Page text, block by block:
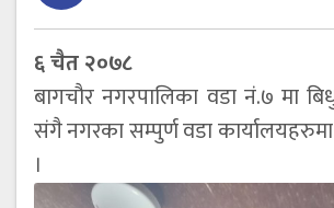
६ चैत
बागचौर नगरपालिका वडा नं.७ मा
संगै नगरका सम्पुर्ण वडा
।